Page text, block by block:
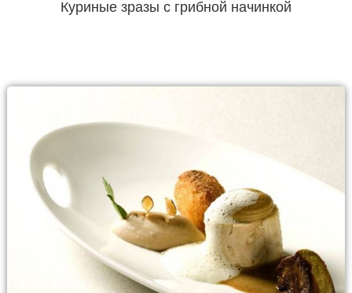
Куриные зразы с грибной начинкой